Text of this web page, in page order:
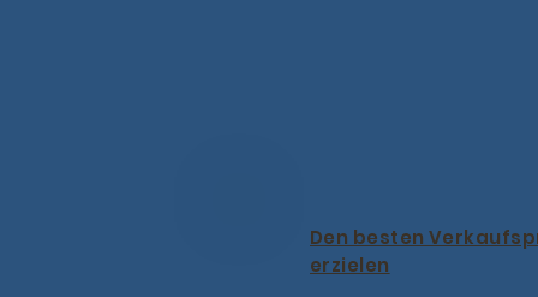
Den besten
erzielen